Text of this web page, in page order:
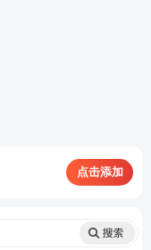
。学历或学位的
正规学历或学
点击添加